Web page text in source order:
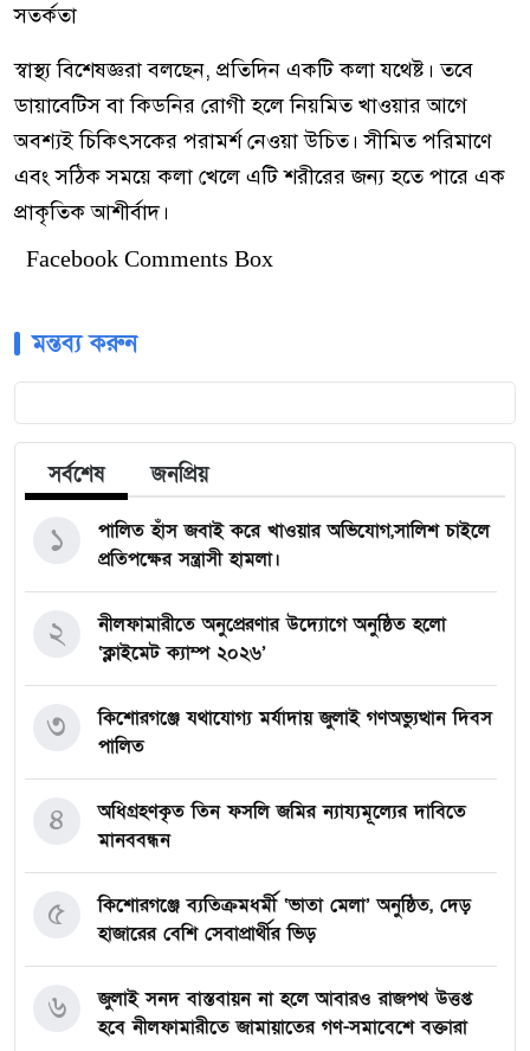
সতর্কতা
স্বাস্থ্য বিশেষজ্ঞরা বলছেন, প্রতিদিন একটি কলা যথেষ্ট। তবে
ডায়াবেটিস বা কিডনির রোগী হলে নিয়মিত খাওয়ার আগে
অবশ্যই চিকিৎসকের পরামর্শ নেওয়া উচিত। সীমিত পরিমাণে
এবং সঠিক সময়ে কলা খেলে এটি শরীরের জন্য হতে পারে এক
প্রাকৃতিক আশীর্বাদ।
Facebook Comments Box
মন্তব্য করুন
সর্বশেষ জনপ্রিয়
পালিত হাঁস জবাই করে খাওয়ার অভিযোগ,সালিশ চাইলে
প্রতিপক্ষের সন্ত্রাসী হামলা।
১
নীলফামারীতে অনুপ্রেরণার উদ্যোগে অনুষ্ঠিত হলো
‘ক্লাইমেট ক্যাম্প ২০২৬’
২
কিশোরগঞ্জে যথাযোগ্য মর্যাদায় জুলাই গণঅভ্যুত্থান দিবস
পালিত
৩
অধিগ্রহণকৃত তিন ফসলি জমির ন্যায্যমূল্যের দাবিতে
মানববন্ধন
৪
কিশোরগঞ্জে ব্যতিক্রমধর্মী ‘ভাতা মেলা’ অনুষ্ঠিত, দেড়
হাজারের বেশি সেবাপ্রার্থীর ভিড়
৫
জুলাই সনদ বাস্তবায়ন না হলে আবারও রাজপথ উত্তপ্ত
হবে নীলফামারীতে জামায়াতের গণ-সমাবেশে বক্তারা
৬